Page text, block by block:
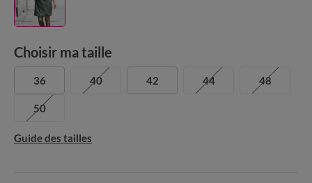
Choisir ma taille
36 40 42 44 48
50
Guide des tailles